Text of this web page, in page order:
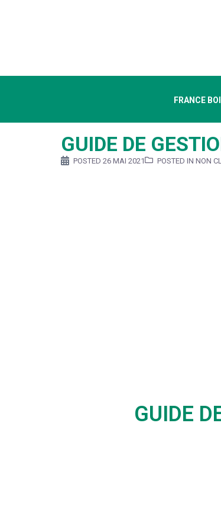
FRANCE
GUIDE DE
POSTED 26 MAI 2021 POSTED IN NON
GUIDE